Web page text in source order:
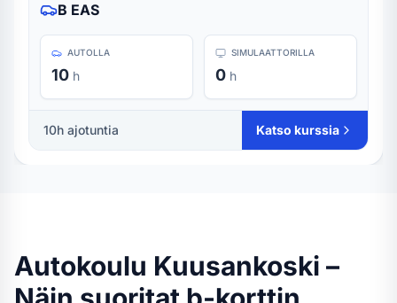
B EAS
AUTOLLA
10 h
SIMULAATTORILLA
0 h
10h ajotuntia Katso kurssia
Autokoulu Kuusankoski –